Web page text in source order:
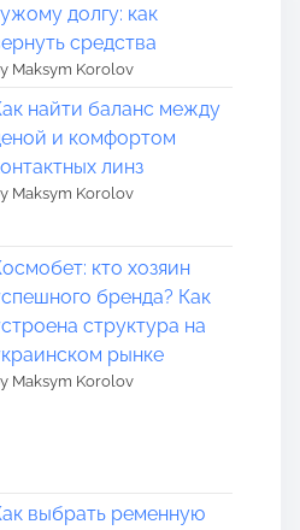
долгу: как
средства
Maksym Korolov
найти баланс между
и комфортом
линз
Maksym Korolov
кто хозяин
бренда? Как
структура на
рынке
Maksym Korolov
выбрать ременную